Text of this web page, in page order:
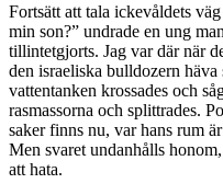
Fortsätt att tala ickevåldets
min son?” undrade en ung
tillintetgjorts. Jag var där när
den israeliska bulldozern
vattentanken krossades och
rasmassorna och splittrades.
saker finns nu, var hans rum
Men svaret undanhålls
att hata.